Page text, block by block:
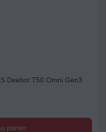
Deebot T50 Omni Gen3
panier